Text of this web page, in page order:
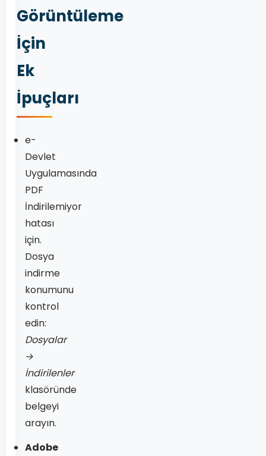
Görüntüleme
İçin
Ek
İpuçları
e-
Devlet
Uygulamasında
PDF
İndirilemiyor
hatası
için.
Dosya
indirme
konumunu
kontrol
edin:
Dosyalar
→
İndirilenler
klasöründe
belgeyi
arayın.
Adobe